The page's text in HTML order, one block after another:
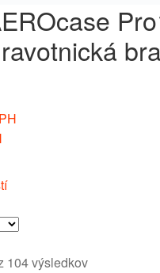
104 výsledkov